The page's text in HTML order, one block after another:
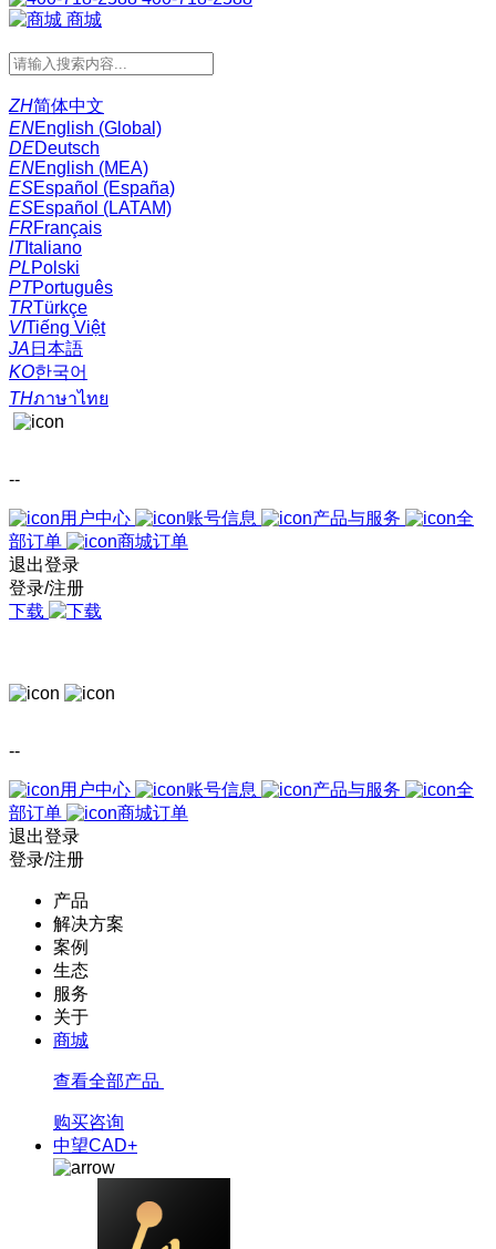
商城
ZH简体中文
ENEnglish (Global)
DEDeutsch
ENEnglish (MEA)
ESEspañol (España)
ESEspañol (LATAM)
FRFrançais
ITItaliano
PLPolski
PTPortuguês
TRTürkçe
VITiếng Việt
JA 日本語
KO한국어
THภาษาไทย
--
用户中心 账号信息 产品与服务
全
部订单
商城订单
退出登录
登录/注册
下载
--
用户中心 账号信息 产品与服务
全
部订单
商城订单
退出登录
登录/注册
产品
解决方案
案例
生态
服务
关于
商城
查看全部产品
购买咨询
中望CAD+